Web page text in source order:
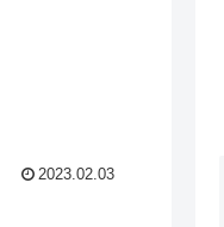
2023.02.03